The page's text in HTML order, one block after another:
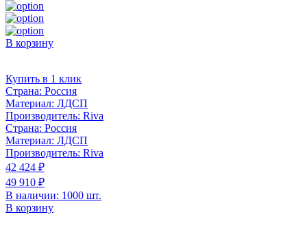
В корзину
Купить в 1 клик
Страна: Россия
Материал: ЛДСП
Производитель: Riva
Страна: Россия
Материал: ЛДСП
Производитель: Riva
42 424 ₽
49 910 ₽
В наличии: 1000 шт.
В корзину